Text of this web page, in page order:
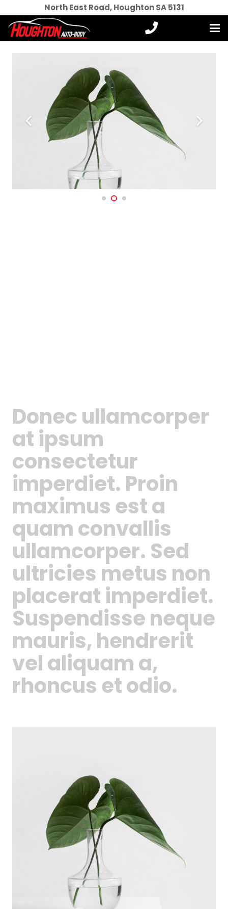
North East Road, Houghton SA 5131
Donec ullamcorper
at ipsum
consectetur
imperdiet. Proin
maximus est a
quam convallis
ullamcorper. Sed
ultricies metus non
placerat imperdiet.
Suspendisse neque
mauris, hendrerit
vel aliquam a,
rhoncus et odio.